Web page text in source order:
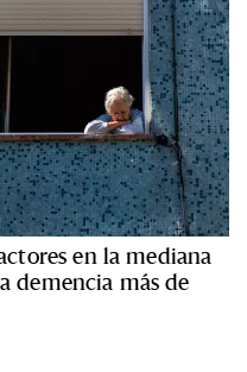
en la mediana
demencia más de